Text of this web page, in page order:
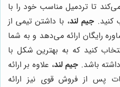
تا تردمیل مناسب خود را با
کنید. جیم لند، با داشتن تیمی از
رایگان ارائه می‌دهد و به شما
کنید که به بهترین شکل با
باشد. جیم لند، علاوه بر ارائه
پس از فروش قوی نیز ارائه